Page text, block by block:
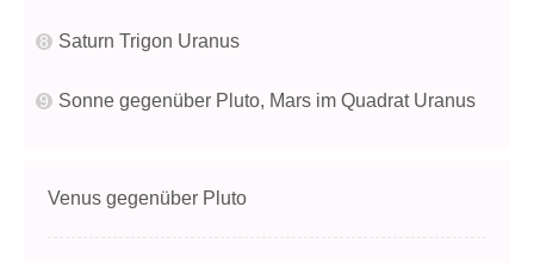
Saturn Trigon Uranus
Sonne gegenüber Pluto, Mars im Quadrat Uranus
Venus gegenüber Pluto